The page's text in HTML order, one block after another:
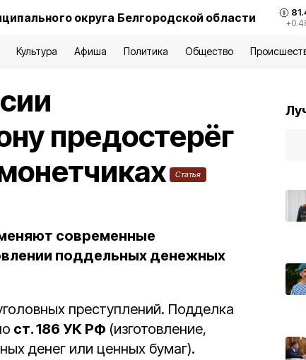
округа Белгородской области
Культура Афиша Политика Общество
предостерёг
Статья
современные
поддельных денежных
преступлений. Подделка
ст. 186 УК РФ (изготовление,
денег или ценных бумаг).